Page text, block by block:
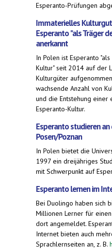
Esperanto-Prüfungen
Immaterielles Kulturgut
Esperanto "als Träger
anerkannt
In Polen ist Esperanto
Kultur" seit 2014 auf der
Kulturgüter
wachsende Anzahl von
und die Entstehung einer
Esperanto-Kultur.
Esperanto studieren
Posen/Poznan
In Polen bietet die
1997 ein dreijähriges
mit Schwerpunkt auf
Esperanto lernen im
Bei Duolingo haben sich
Millionen Lerner für
dort angemeldet.
Internet bieten auch
Sprachlernseiten an, z. B.